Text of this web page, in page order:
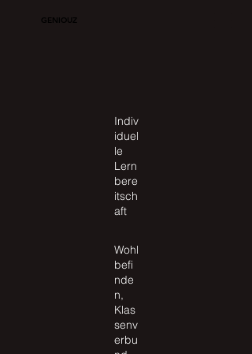
GENIOUZ
Indiv
iduel
le
Lern
bere
itsch
aft
Wohl
befi
nde
n,
Klas
senv
erbu